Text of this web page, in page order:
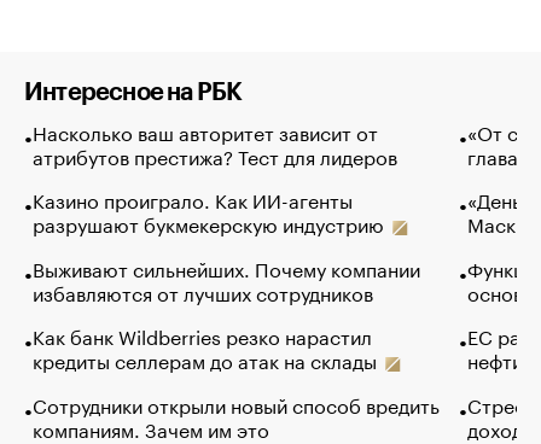
Интересное на РБК
Насколько ваш авторитет зависит от
атрибутов престижа? Тест для лидеров
Казино проиграло. Как ИИ-агенты
разрушают букмекерскую индустрию
Выживают сильнейших. Почему компании
избавляются от лучших сотрудников
Как банк Wildberries резко нарастил
кредиты селлерам до атак на склады
Сотрудники открыли новый способ вредить
компаниям. Зачем им это
«От
глава
Маск в
основ
ЕС
нефти